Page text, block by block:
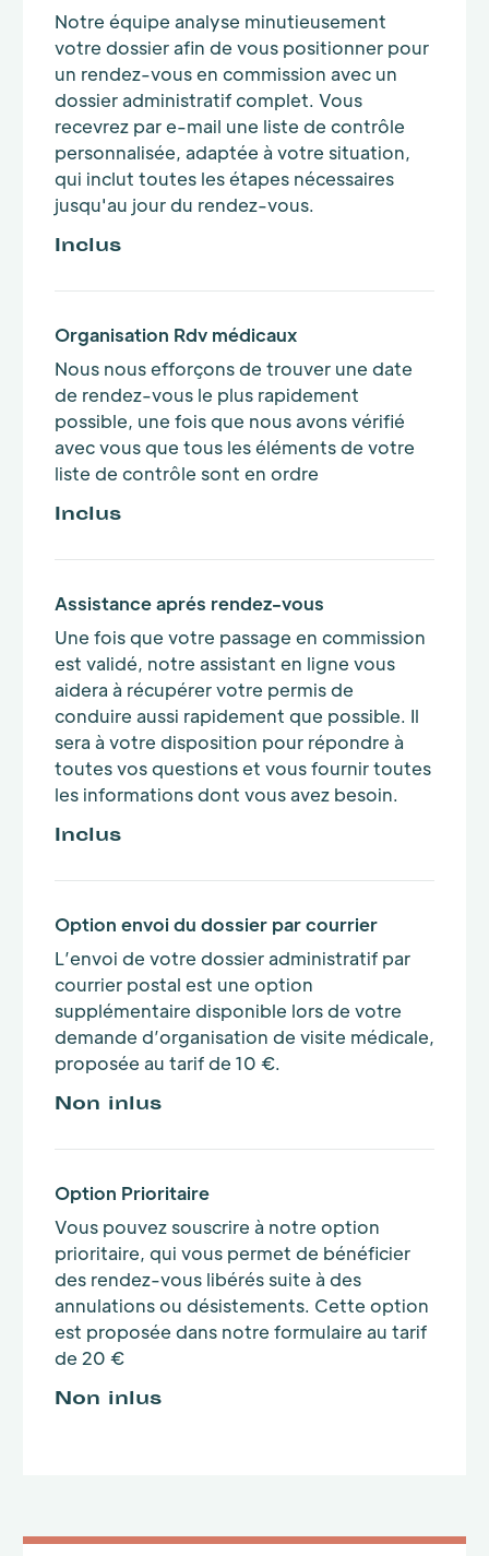
Notre équipe analyse minutieusement
votre dossier afin de vous positionner pour
un rendez-vous en commission avec un
dossier administratif complet. Vous
recevrez par e-mail une liste de contrôle
personnalisée, adaptée à votre situation,
qui inclut toutes les étapes nécessaires
jusqu'au jour du rendez-vous.
Inclus
Organisation Rdv médicaux
Nous nous efforçons de trouver une date
de rendez-vous le plus rapidement
possible, une fois que nous avons vérifié
avec vous que tous les éléments de votre
liste de contrôle sont en ordre
Inclus
Assistance aprés rendez-vous
Une fois que votre passage en commission
est validé, notre assistant en ligne vous
aidera à récupérer votre permis de
conduire aussi rapidement que possible. Il
sera à votre disposition pour répondre à
toutes vos questions et vous fournir toutes
les informations dont vous avez besoin.
Inclus
Option envoi du dossier par courrier
L’envoi de votre dossier administratif par
courrier postal est une option
supplémentaire disponible lors de votre
demande d’organisation de visite médicale,
proposée au tarif de 10 €.
Non inlus
Option Prioritaire
Vous pouvez souscrire à notre option
prioritaire, qui vous permet de bénéficier
des rendez-vous libérés suite à des
annulations ou désistements. Cette option
est proposée dans notre formulaire au tarif
de 20 €
Non inlus